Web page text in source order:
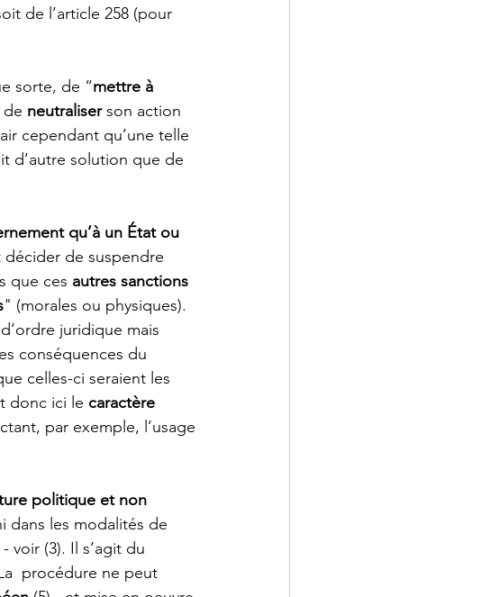
de l’article 258 (pour
sorte, de “mettre à
de neutraliser son action
cependant qu’une telle
d’autre solution que de
qu’à un État ou
de suspendre
que ces autres sanctions
" (morales ou physiques).
juridique mais
conséquences du
celles-ci seraient les
donc ici le caractère
par exemple, l’usage
politique et non
dans les modalités de
voir (3). Il s’agit du
procédure ne peut